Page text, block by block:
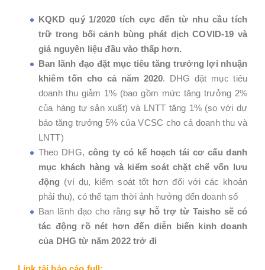
KQKD quý 1/2020 tích cực đến từ nhu cầu tích
trữ trong bối cảnh bùng phát dịch COVID-19 và
giá nguyên liệu đầu vào thấp hơn.
Ban lãnh đạo đặt mục tiêu tăng trưởng lợi nhuận
khiêm tốn cho cả năm 2020. DHG đặt mục tiêu
doanh thu giảm 1% (bao gồm mức tăng trưởng 2%
của hàng tự sản xuất) và LNTT tăng 1% (so với dự
báo tăng trưởng 5% của VCSC cho cả doanh thu và
LNTT)
Theo DHG, công ty có kế hoạch tái cơ cấu danh
mục khách hàng và kiểm soát chặt chẽ vốn lưu
động (ví dụ, kiểm soát tốt hơn đối với các khoản
phải thu), có thể tạm thời ảnh hưởng đến doanh số
Ban lãnh đạo cho rằngsự hỗ trợ từ Taisho sẽ có
tác động rõ nét hơn đến diễn biến kinh doanh
của DHG từ năm 2022 trở đi